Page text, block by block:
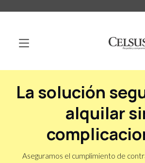
La solución
alquilar
Aseguramos el cumplimiento de